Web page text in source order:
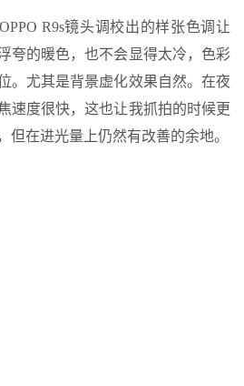
R9s镜头调校出的样张色调让
夸的暖色，也不会显得太冷，色彩
。尤其是背景虚化效果自然。在夜
速度很快，这也让我抓拍的时候更
但在进光量上仍然有改善的余地。